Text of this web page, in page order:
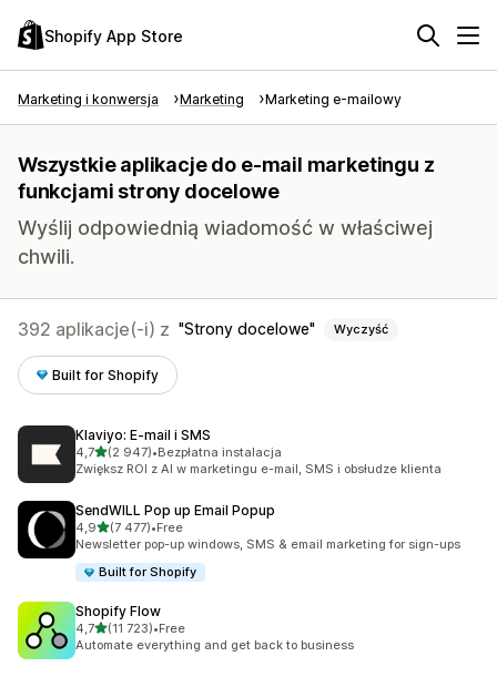
Shopify App Store
Marketing i konwersja Marketing Marketing e-mailowy
Wszystkie aplikacje do e-mail marketingu z
funkcjami strony docelowe
Wyślij odpowiednią wiadomość w właściwej
chwili.
392 aplikacje(-i) z Strony docelowe Wyczyść
Built for Shopify
Klaviyo: E‑mail i SMS
4,7na 5 gwiazdek
(2 947)
Łączna liczba recenzji: 2947
•Bezpłatna instalacja
Zwiększ ROI z AI w marketingu e-mail, SMS i obsłudze klienta
SendWILL Pop up Email Popup
4,9na 5 gwiazdek
(7 477)
Łączna liczba recenzji: 7477
•Free
Newsletter pop-up windows, SMS & email marketing for sign-ups
Built for Shopify
Shopify Flow
4,7na 5 gwiazdek
(11 723)
Łączna liczba recenzji: 11723
•Free
Automate everything and get back to business